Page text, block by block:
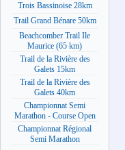
Trois Bassinoise 28km
Trail Grand Bénare 50km
Beachcomber Trail Ile
Maurice (65 km)
Trail de la Rivière des
Galets 15km
Trail de la Rivière des
Galets 40km
Championnat Semi
Marathon - Course Open
Championnat Régional
Semi Marathon